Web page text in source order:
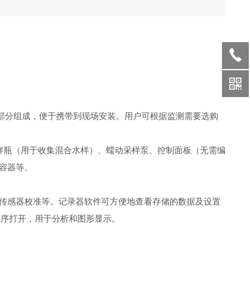
组成，便于携带到现场安装。用户可根据监测需要选购
（用于收集混合水样）、蠕动采样泵、控制面板（无需编
器等。
感器校准等。记录器软件可方便地查看存储的数据及设置
打开，用于分析和图形显示。